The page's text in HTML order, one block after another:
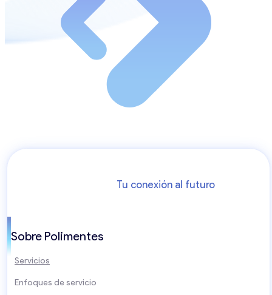
Tu conexión al futuro
Sobre Polimentes
Servicios
Enfoques de servicio